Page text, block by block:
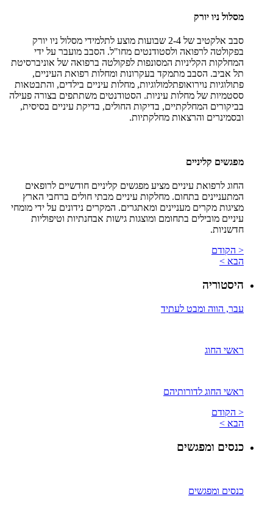
מסלול ניו יורק
סבב אלקטיב של 2-4 שבועות מוצע לתלמידי מסלול ניו יורק
בפקולטה לרפואה ולסטודנטים מחו"ל. הסבב מועבר על ידי
המחלקות הקליניות המסונפות לפקולטה ברפואה של אוניברסיטת
תל אביב. הסבב מתמקד בעקרונות ומחלות רפואת העיניים,
פתולוגיות נוירואופתלמולוגיות, מחלות עיניים בילדים, והתבטאות
ססטמיות של מחלות עיניות. הסטודנטים משתתפים בצורה פעילה
בביקורים המחלקתיים, בדיקות החולים, בדיקת עיניים בסיסית,
ובסמינרים והרצאות מחלקתיות.
מפגשים קליניים
החוג לרפואת עיניים מציע מפגשים קליניים חודשיים לרופאים
המתעניינים בתחום. מחלקות עיניים מבתי חולים ברחבי הארץ
מציגות מקרים מעניינים ומאתגרים. המקרים נידונים על ידי מומחי
עיניים מובילים בתחומם ומוצגות גישות אבחנתיות וטיפוליות
חדשניות.
< הקודם
הבא >
היסטוריה
עבר, הווה ומבט לעתיד
ראשי החוג
ראשי החוג לדורותיהם
< הקודם
הבא >
כנסים ומפגשים
כנסים ומפגשים